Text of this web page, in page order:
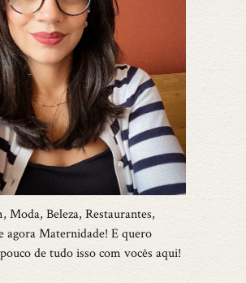
Moda, Beleza, Restaurantes,
agora Maternidade! E quero
de tudo isso com vocês aqui!